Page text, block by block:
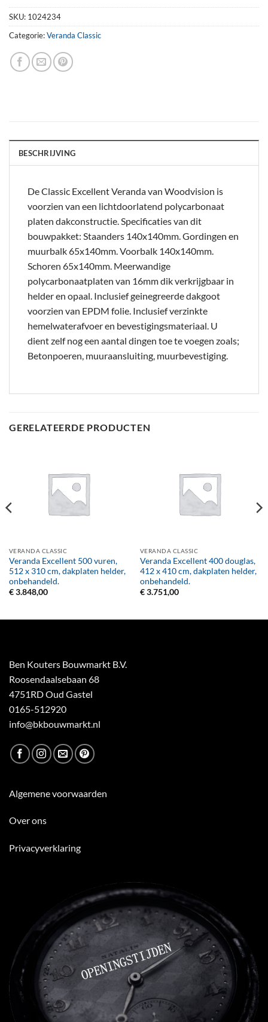
SKU: 1024234
Categorie:Veranda Classic
BESCHRIJVING
De Classic Excellent Veranda van Woodvision is
voorzien van een lichtdoorlatend polycarbonaat
platen dakconstructie. Specificaties van dit
bouwpakket: Staanders 140x140mm. Gordingen en
muurbalk 65x140mm. Voorbalk 140x140mm.
Schoren 65x140mm. Meerwandige
polycarbonaatplaten van 16mm dik verkrijgbaar in
helder en opaal. Inclusief geinegreerde dakgoot
voorzien van EPDM folie. Inclusief verzinkte
hemelwaterafvoer en bevestigingsmateriaal. U
dient zelf nog een aantal dingen toe te voegen zoals;
Betonpoeren, muuraansluiting, muurbevestiging.
GERELATEERDE PRODUCTEN
VERANDA CLASSIC
Veranda Excellent 500 vuren,
512 x 310 cm, dakplaten helder,
onbehandeld.
€3.848,00
VERANDA CLASSIC
Veranda Excellent 400 douglas,
412 x 410 cm, dakplaten helder,
onbehandeld.
€3.751,00
Ben Kouters Bouwmarkt B.V.
Roosendaalsebaan 68
4751RD Oud Gastel
0165-512920
info@bkbouwmarkt.nl
Algemene voorwaarden
Over ons
Privacyverklaring